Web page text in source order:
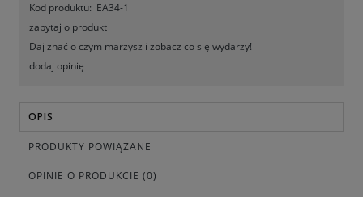
Kod produktu: EA34-1
zapytaj o produkt
Daj znać o czym marzysz i zobacz co się wydarzy!
dodaj opinię
OPIS
PRODUKTY POWIĄZANE
OPINIE O PRODUKCIE (0)